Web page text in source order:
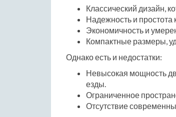
Классический дизайн,
Надежность и простота
Экономичность и
Компактные размеры,
Однако есть и недостатки:
Невысокая мощность
езды.
Ограниченное
Отсутствие